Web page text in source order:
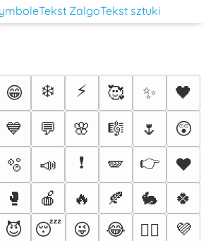
Tekst ZalgoTekst sztuki
😁 ❄️ ⚡ 🥰 ✨
🖤
💙 💬 🌸 🎼 🌷
😲
🫧 📣 ❗ 🪽 👉
♥️
🥊 🍎 🔥 🍂 🐇
🍀
😈 😴 😜 😂 ❤️‍🔥
💜